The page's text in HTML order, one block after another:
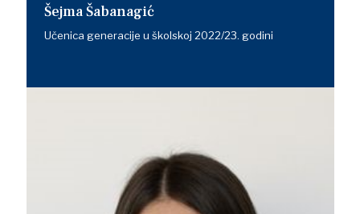
Šejma Šabanagić
Učenica generacije u školskoj 2022/23. godini